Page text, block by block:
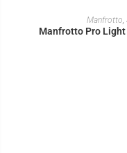
IN
Manfrotto,
Manfrotto Pro